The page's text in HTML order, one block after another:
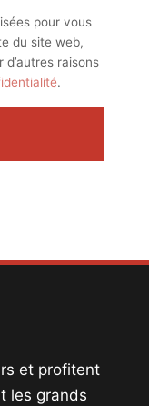
pour vous
du site web,
raisons
.
et profitent
les grands